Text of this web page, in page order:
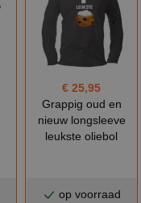
€ 25,95
Grappig oud en
nieuw longsleeve
leukste oliebol
op voorraad